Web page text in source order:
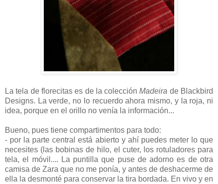
La tela de florecitas es de la colección Madeira de Blackbird
Designs. La verde, no lo recuerdo ahora mismo, y la roja, ni
idea, porque en el orillo no venía la información...
Bueno, pues tiene compartimentos para todo:
- por la parte central está abierto y ahí puedes meter lo que
necesites (las bobinas de hilo, el cuter, los rotuladores para
tela, el móvil.... La puntilla que puse de adorno es de otra
camisa de Zara que no me ponía, y antes de deshacerme de
ella la desmonté para conservar la tira bordada. En vivo y en